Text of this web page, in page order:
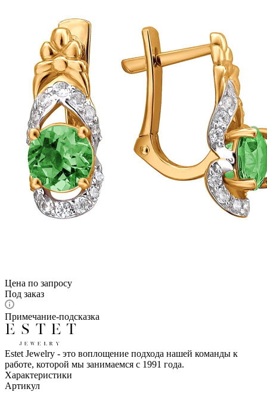
Цена по запросу
Под заказ
Примечание-подсказка
Estet Jewelry - это воплощение подхода нашей команды к
работе, которой мы занимаемся с 1991 года.
Характеристики
Артикул